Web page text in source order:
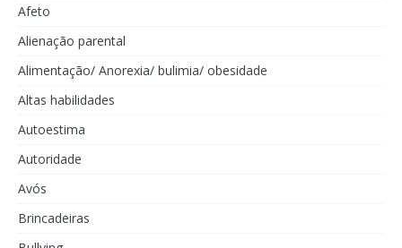
Afeto
Alienação parental
Alimentação/ Anorexia/ bulimia/ obesidade
Altas habilidades
Autoestima
Autoridade
Avós
Brincadeiras